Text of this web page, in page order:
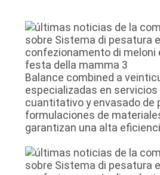
Balance combined a
especializadas en servicios
cuantitativo y envasado de
formulaciones de
garantizan una alta